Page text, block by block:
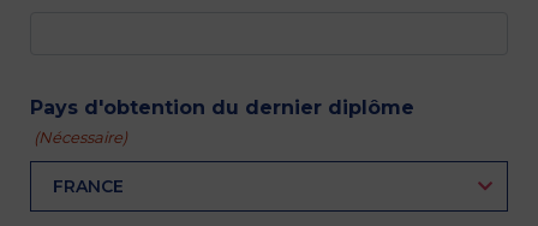
Pays d'obtention du dernier diplôme
(Nécessaire)
FRANCE